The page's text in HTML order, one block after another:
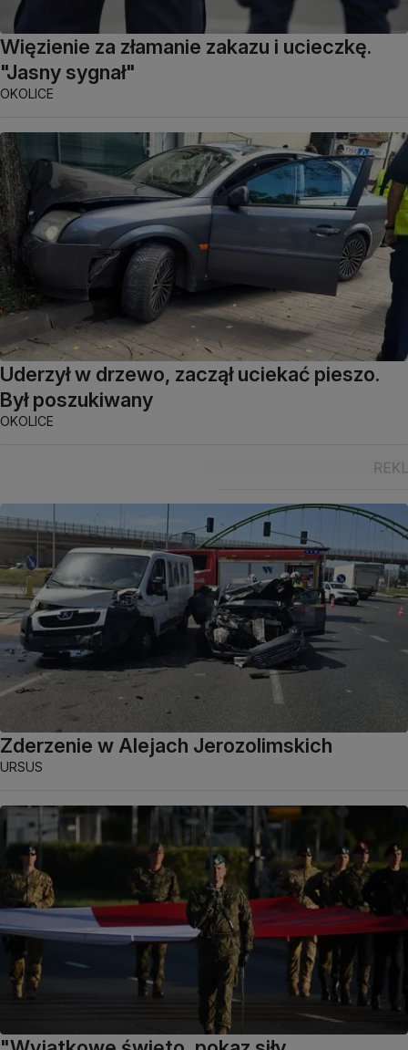
Więzienie za złamanie zakazu i ucieczkę.
"Jasny sygnał"
OKOLICE
Uderzył w drzewo, zaczął uciekać pieszo.
Był poszukiwany
OKOLICE
Zderzenie w Alejach Jerozolimskich
URSUS